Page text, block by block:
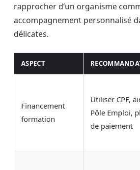
rapprocher d’un organisme
accompagnement personnalisé
délicates.
ASPECT
Financement
formation
Utiliser CPF,
Pôle Emploi,
de paiement